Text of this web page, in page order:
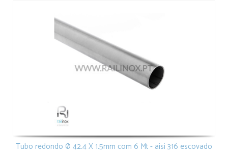
Tubo redondo Ø 42.4 X 1.5mm com 6 Mt - aisi 316 escovado